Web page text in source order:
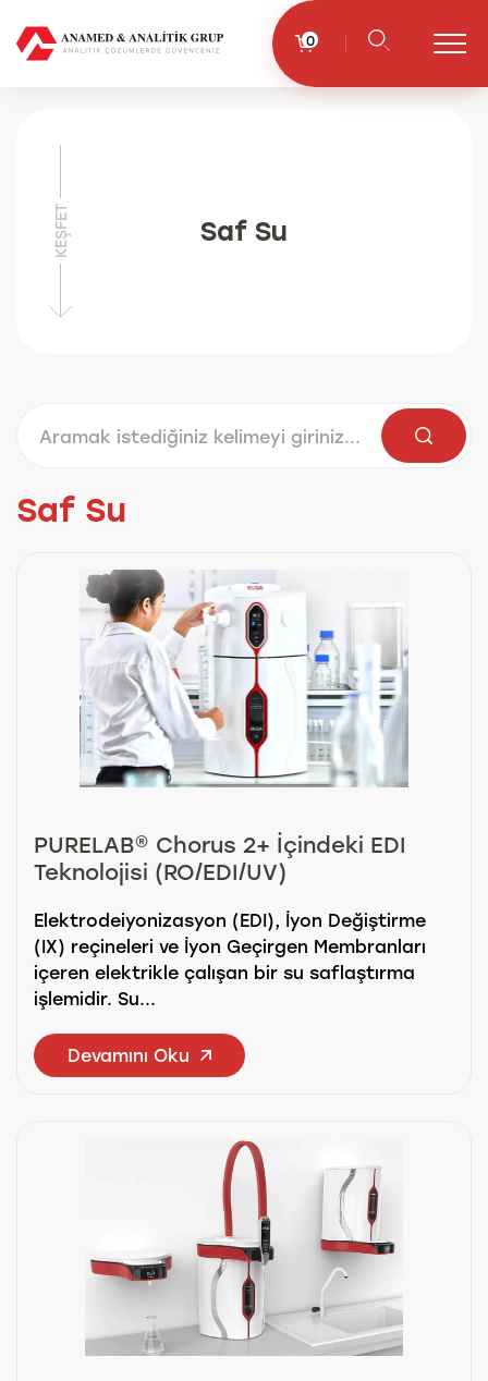
0
Saf Su
KEŞFET
Saf Su
PURELAB® Chorus 2+ İçindeki EDI
Teknolojisi (RO/EDI/UV)
Elektrodeiyonizasyon (EDI), İyon Değiştirme
(IX) reçineleri ve İyon Geçirgen Membranları
içeren elektrikle çalışan bir su saflaştırma
işlemidir. Su...
Devamını Oku